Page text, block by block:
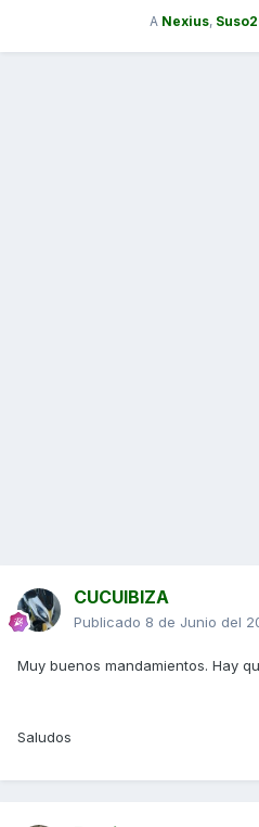
A Nexius,
CUCUIBIZA
Publicado 8 de Junio del
Muy buenos mandamientos. Hay
Saludos